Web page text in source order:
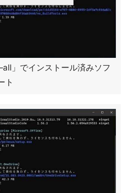
」でインストール済みソフ
ト